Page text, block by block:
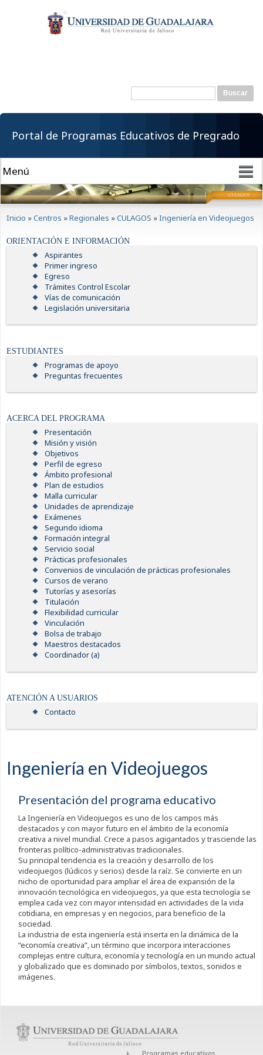
contenido
principal
Formulario de
Buscar
Portal de Programas Educativos de Pregrado
Inicio »Centros »Regionales »CULAGOS »Ingeniería en Videojuegos
ORIENTACIÓN E INFORMACIÓN
Aspirantes
Primer ingreso
Egreso
Trámites Control Escolar
Vías de comunicación
Legislación universitaria
ESTUDIANTES
Programas de apoyo
Preguntas frecuentes
ACERCA DEL PROGRAMA
Presentación
Misión y visión
Objetivos
Perfil de egreso
Ámbito profesional
Plan de estudios
Malla curricular
Unidades de aprendizaje
Exámenes
Segundo idioma
Formación integral
Servicio social
Prácticas profesionales
Convenios de vinculación de prácticas profesionales
Cursos de verano
Tutorías y asesorías
Titulación
Flexibilidad curricular
Vinculación
Bolsa de trabajo
Maestros destacados
Coordinador (a)
ATENCIÓN A USUARIOS
Contacto
Ingeniería en Videojuegos
Presentación del programa educativo
La Ingeniería en Videojuegos es uno de los campos más
destacados y con mayor futuro en el ámbito de la economía
creativa a nivel mundial. Crece a pasos agigantados y trasciende las
fronteras político-administrativas tradicionales.
Su principal tendencia es la creación y desarrollo de los
videojuegos (lúdicos y serios) desde la raíz. Se convierte en un
nicho de oportunidad para ampliar el área de expansión de la
innovación tecnológica en videojuegos, ya que esta tecnología se
emplea cada vez con mayor intensidad en actividades de la vida
cotidiana, en empresas y en negocios, para beneficio de la
sociedad.
La industria de esta ingeniería está inserta en la dinámica de la
“economía creativa”, un término que incorpora interacciones
complejas entre cultura, economía y tecnología en un mundo actual
y globalizado que es dominado por símbolos, textos, sonidos e
imágenes.
Programas educativos